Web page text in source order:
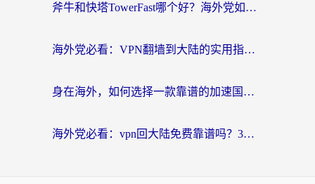
斧牛和快塔TowerFast哪个好？海外党如何选对回国加速器
海外党必看：VPN翻墙到大陆的实用指南——从看CCTV5到选加速器，一篇全搞定
身在海外，如何选择一款靠谱的加速国内网络的加速器？
海外党必看：vpn回大陆免费靠谱吗？3步选对加速器实现无缝刷国内资源